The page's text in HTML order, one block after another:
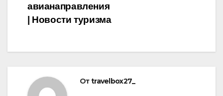
авианаправления
| Новости туризма
Отtravelbox27_